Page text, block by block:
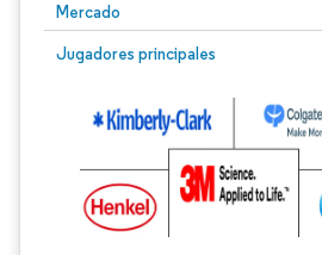
Mercado
Jugadores principales
Imagen © Mordor Intelligence. El uso